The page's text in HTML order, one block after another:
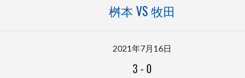
桝本 VS 牧田
2021年7月16日
3 - 0